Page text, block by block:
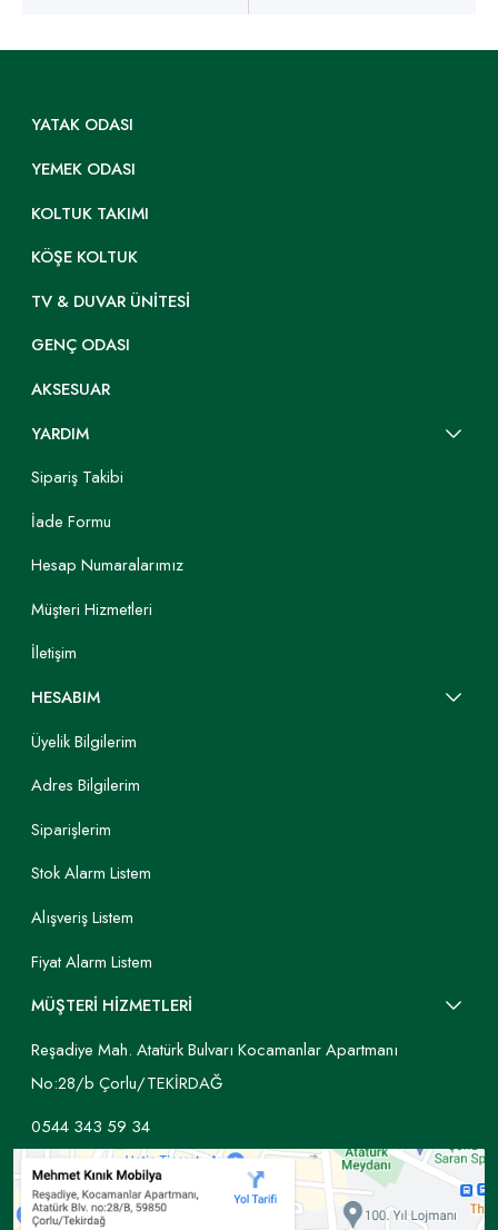
YATAK ODASI
YEMEK ODASI
KOLTUK TAKIMI
KÖŞE KOLTUK
TV & DUVAR ÜNITESI
GENÇ ODASI
AKSESUAR
YARDIM
Sipariş Takibi
İade Formu
Hesap Numaralarımız
Müşteri Hizmetleri
İletişim
HESABIM
Üyelik Bilgilerim
Adres Bilgilerim
Siparişlerim
Stok Alarm Listem
Alışveriş Listem
Fiyat Alarm Listem
MÜŞTERİ HİZMETLERİ
Reşadiye Mah. Atatürk Bulvarı Kocamanlar Apartmanı
No:28/b Çorlu/TEKİRDAĞ
0544 343 59 34